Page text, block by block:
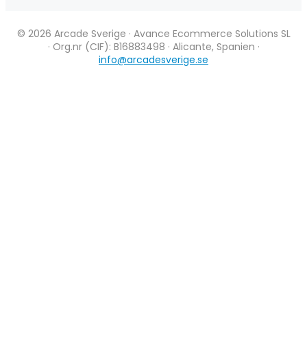
© 2026 Arcade Sverige · Avance Ecommerce Solutions SL
· Org.nr (CIF): B16883498 · Alicante, Spanien ·
info@arcadesverige.se